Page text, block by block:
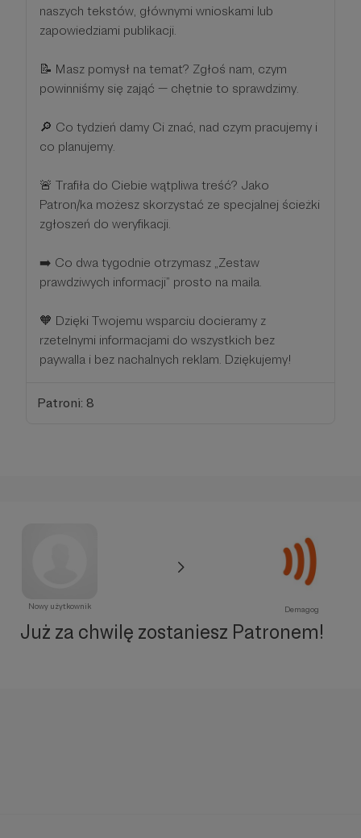
naszych tekstów, głównymi wnioskami lub
zapowiedziami publikacji.
📝 Masz pomysł na temat? Zgłoś nam, czym
powinniśmy się zająć — chętnie to sprawdzimy.
🔎 Co tydzień damy Ci znać, nad czym pracujemy i
co planujemy.
🚨 Trafiła do Ciebie wątpliwa treść? Jako
Patron/ka możesz skorzystać ze specjalnej ścieżki
zgłoszeń do weryfikacji.
➡️ Co dwa tygodnie otrzymasz „Zestaw
prawdziwych informacji” prosto na maila.
🧡 Dzięki Twojemu wsparciu docieramy z
rzetelnymi informacjami do wszystkich bez
paywalla i bez nachalnych reklam. Dziękujemy!
Patroni: 8
Nowy użytkownik Demagog
Już za chwilę zostaniesz Patronem!